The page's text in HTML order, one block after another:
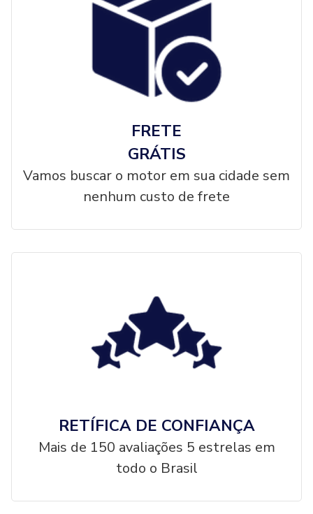
FRETE
GRÁTIS
Vamos buscar o motor em sua cidade sem
nenhum custo de frete
RETÍFICA DE CONFIANÇA
Mais de 150 avaliações 5 estrelas em
todo o Brasil